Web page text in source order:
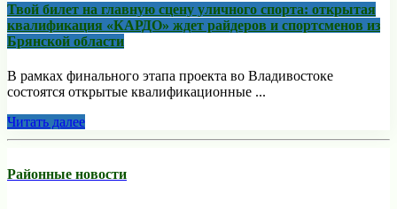
Твой билет на главную сцену уличного спорта: открытая
квалификация «КАРДО» ждет райдеров и спортсменов из
Брянской области
В рамках финального этапа проекта во Владивостоке
состоятся открытые квалификационные ...
Читать далее
Районные новости